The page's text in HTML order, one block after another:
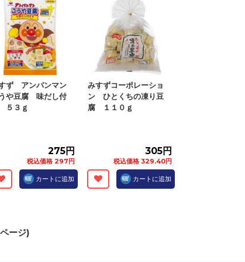
ず アンパンマン
や豆腐 味だし付
５３ｇ
275円
税込価格 297円
カートに追加
みすずコーポレーショ
ン ひとくちの凍り豆
腐 １１０ｇ
305円
税込価格 329.40円
カートに追加
ページ)